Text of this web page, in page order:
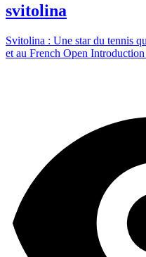
svitolina
Svitolina : Une star du tennis
et au French Open